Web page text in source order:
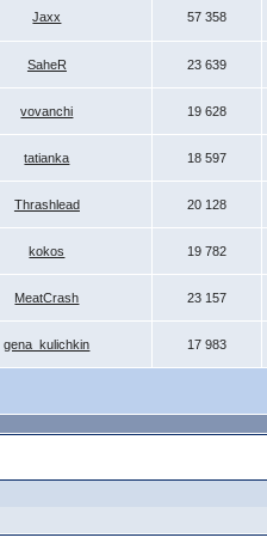
Jaxx 57 358
SaheR 23 639
vovanchi 19 628
tatianka 18 597
Thrashlead 20 128
kokos 19 782
MeatCrash 23 157
gena_kulichkin 17 983